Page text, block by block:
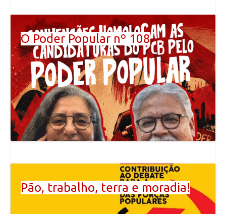
O Poder Popular nº 108
Pão, trabalho, terra e moradia!